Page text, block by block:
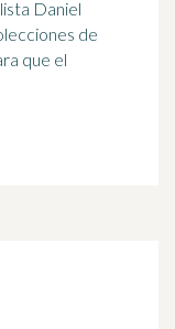
Daniel
de
que el